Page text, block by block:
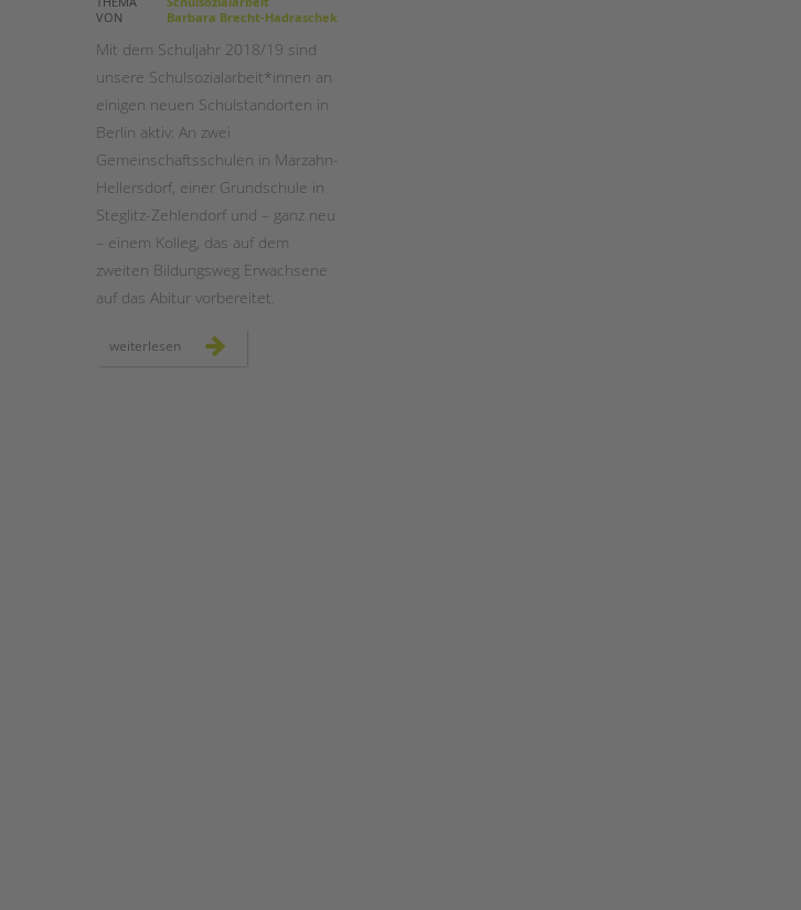
VON
Barbara Brecht-Hadraschek
Mit dem Schuljahr 2018/19 sind
unsere Schulsozialarbeit*innen an
einigen neuen Schulstandorten in
Berlin aktiv: An zwei
Gemeinschaftsschulen in Marzahn-
Hellersdorf, einer Grundschule in
Steglitz-Zehlendorf und – ganz neu
– einem Kolleg, das auf dem
zweiten Bildungsweg Erwachsene
auf das Abitur vorbereitet.
weiterlesen schulsozialarbeit: